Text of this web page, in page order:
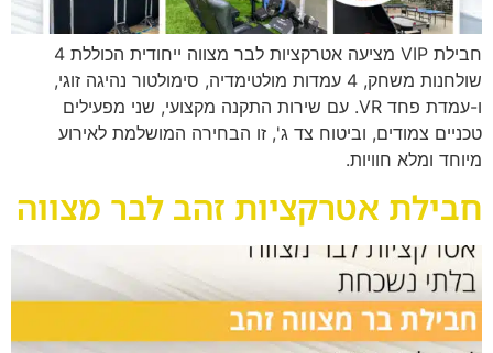
חבילת VIP מציעה אטרקציות לבר מצווה ייחודית הכוללת 4
שולחנות משחק, 4 עמדות מולטימדיה, סימולטור נהיגה זוגי,
ו-עמדת פחד VR. עם שירות התקנה מקצועי, שני מפעילים
טכניים צמודים, וביטוח צד ג', זו הבחירה המושלמת לאירוע
מיוחד ומלא חוויות.
חבילת אטרקציות זהב לבר מצווה